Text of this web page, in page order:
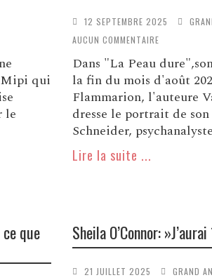
Mipi qui
le
12 SEPTEMBRE 2025
AUCUN COMMENTAIRE
Dans "La Peau
la fin du mois d'août
Flammarion, l'auteure
dresse le portrait de
Schneider,
Lire la suite ...
que Sheila O’Connor:
21 JUILLET 2025 GRAND